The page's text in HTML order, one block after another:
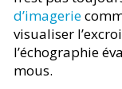
d’imagerie
visualiser
l’échographie
mous.